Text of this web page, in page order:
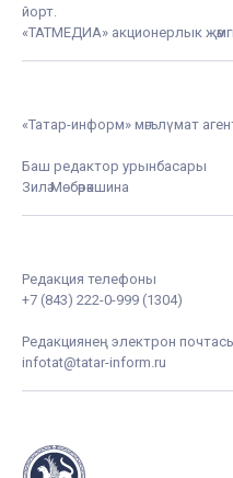
йорт.
«ТАТМЕДИА» акционерлык
«Татар-информ» мәгълүмат
Баш редактор урынбасары
Зилә Мөбәрәкшина
Редакция телефоны
+7 (843) 222-0-999 (1304)
Редакциянең электрон
infotat@tatar-inform.ru